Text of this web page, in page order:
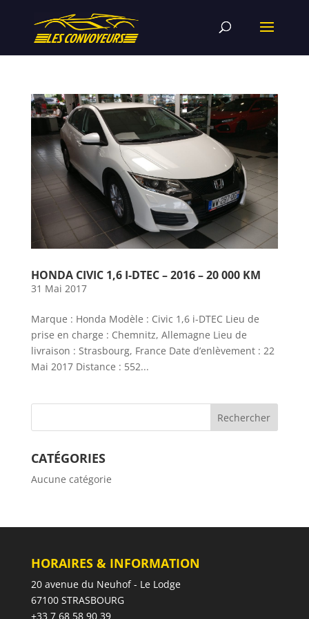
HONDA CIVIC 1,6 I-DTEC – 2016 – 20 000 KM
31 Mai 2017
Marque : Honda Modèle : Civic 1,6 i-DTEC Lieu de
prise en charge : Chemnitz, Allemagne Lieu de
livraison : Strasbourg, France Date d’enlèvement : 22
Mai 2017 Distance : 552...
CATÉGORIES
Aucune catégorie
HORAIRES & INFORMATION
20 avenue du Neuhof - Le Lodge
67100 STRASBOURG
+33 7 68 58 90 39